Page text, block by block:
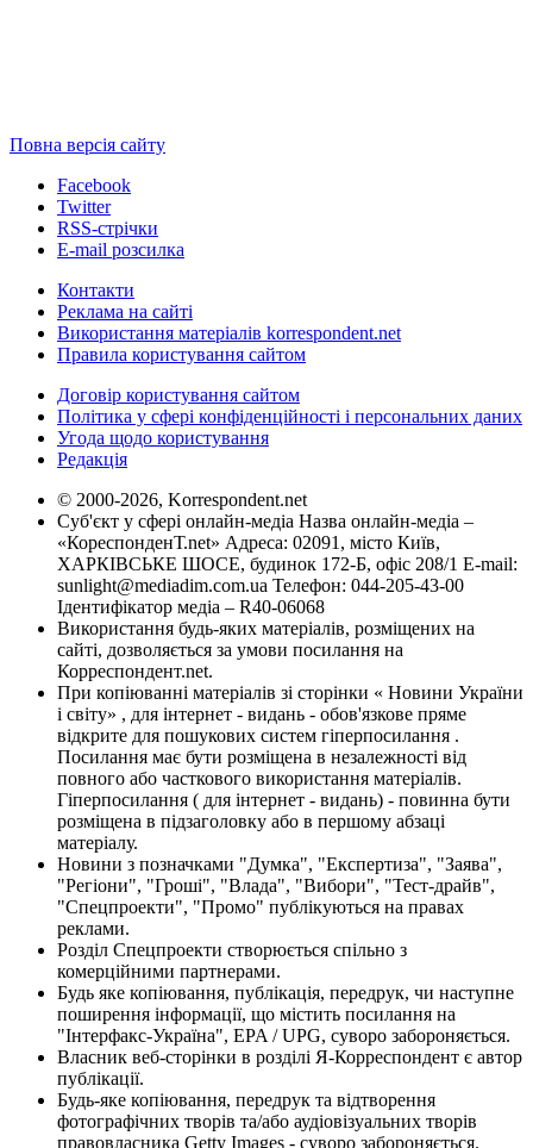
Повна версія сайту
Facebook
Twitter
RSS-стрічки
E-mail розсилка
Контакти
Реклама на сайті
Використання матеріалів korrespondent.net
Правила користування сайтом
Договір користування сайтом
Політика у сфері конфіденційності і персональних даних
Угода щодо користування
Редакція
© 2000-2026, Korrespondent.net
Суб'єкт у сфері онлайн-медіа Назва онлайн-медіа –
«КореспонденТ.net» Адреса: 02091, місто Київ,
ХАРКІВСЬКЕ ШОСЕ, будинок 172-Б, офіс 208/1 E-mail:
sunlight@mediadim.com.ua Телефон: 044-205-43-00
Ідентифікатор медіа – R40-06068
Використання будь-яких матеріалів, розміщених на
сайті, дозволяється за умови посилання на
Корреспондент.net.
При копіюванні матеріалів зі сторінки « Новини України
і світу» , для інтернет - видань - обов'язкове пряме
відкрите для пошукових систем гіперпосилання .
Посилання має бути розміщена в незалежності від
повного або часткового використання матеріалів.
Гіперпосилання ( для інтернет - видань) - повинна бути
розміщена в підзаголовку або в першому абзаці
матеріалу.
Новини з позначками "Думка", "Експертиза", "Заява",
"Регіони", "Гроші", "Влада", "Вибори", "Тест-драйв",
"Спецпроекти", "Промо" публікуються на правах
реклами.
Розділ Спецпроекти створюється спільно з
комерційними партнерами.
Будь яке копіювання, публікація, передрук, чи наступне
поширення інформації, що містить посилання на
"Інтерфакс-Україна", EPA / UPG, суворо забороняється.
Власник веб-сторінки в розділі Я-Корреспондент є автор
публікації.
Будь-яке копіювання, передрук та відтворення
фотографічних творів та/або аудіовізуальних творів
правовласника Getty Images - суворо забороняється.